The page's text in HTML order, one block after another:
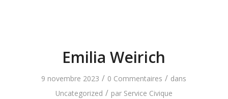
Emilia Weirich
9 novembre 2023 / 0 Commentaires / dans
Uncategorized / par Service Civique